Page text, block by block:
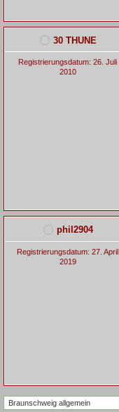
30 THUNE
Registrierungsdatum: 26. Juli
2010
phil2904
Registrierungsdatum: 27. April
2019